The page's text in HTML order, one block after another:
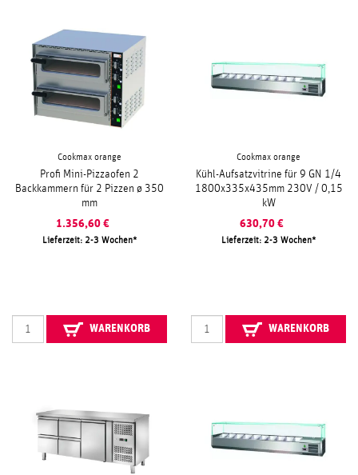
Cookmax orange
Profi Mini-Pizzaofen 2
Backkammern für 2 Pizzen ø 350
mm
1.356,60 €
Lieferzeit: 2-3 Wochen
WARENKORB
Cookmax orange
Kühl-Aufsatzvitrine für 9 GN 1/4
1800x335x435mm 230V / 0,15
kW
630,70 €
Lieferzeit: 2-3 Wochen
WARENKORB